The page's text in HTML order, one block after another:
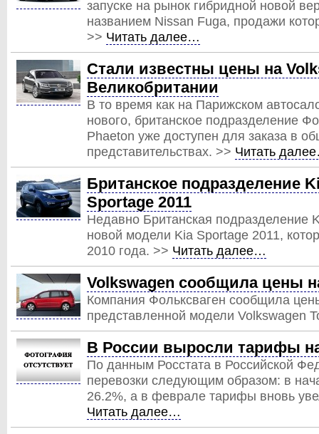
запуске на рынок гибридной новой
названием Nissan Fuga, продажи
>> Читать далее…
Стали известны цены на
Великобритании
В то время как на Парижском
нового, британское подразделение
Phaeton уже доступен для заказа в
представительствах. >> Читать
Британское подразделение
Sportage 2011
Недавно Британская подразделение
новой модели Kia Sportage 2011,
2010 года. >> Читать далее…
Volkswagen сообщила цены
Компания Фольксваген сообщила
представленной модели Volkswagen
В России выросли тарифы
По данным Росстата в Российской
перевозки следующим образом: в
26.2%, а в феврале тарифы вновь
Читать далее…